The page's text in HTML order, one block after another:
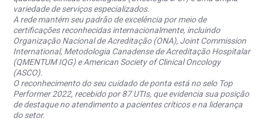
variedade de serviços especializados.
A rede mantém seu padrão de excelência por meio de
certificações reconhecidas internacionalmente, incluindo
Organização Nacional de Acreditação (ONA), Joint Commission
International, Metodologia Canadense de Acreditação Hospitalar
(QMENTUM IQG) e American Society of Clinical Oncology
(ASCO).
O reconhecimento do seu cuidado de ponta está no selo Top
Performer 2022, recebido por 87 UTIs, que evidencia sua posição
de destaque no atendimento a pacientes críticos e na liderança
do setor.